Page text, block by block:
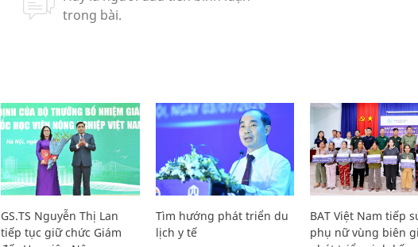
GS.TS Nguyễn Thị Lan
tiếp tục giữ chức Giám
Tìm hướng phát triển du
lịch y tế
BAT Việt Nam tiếp
phụ nữ vùng biên